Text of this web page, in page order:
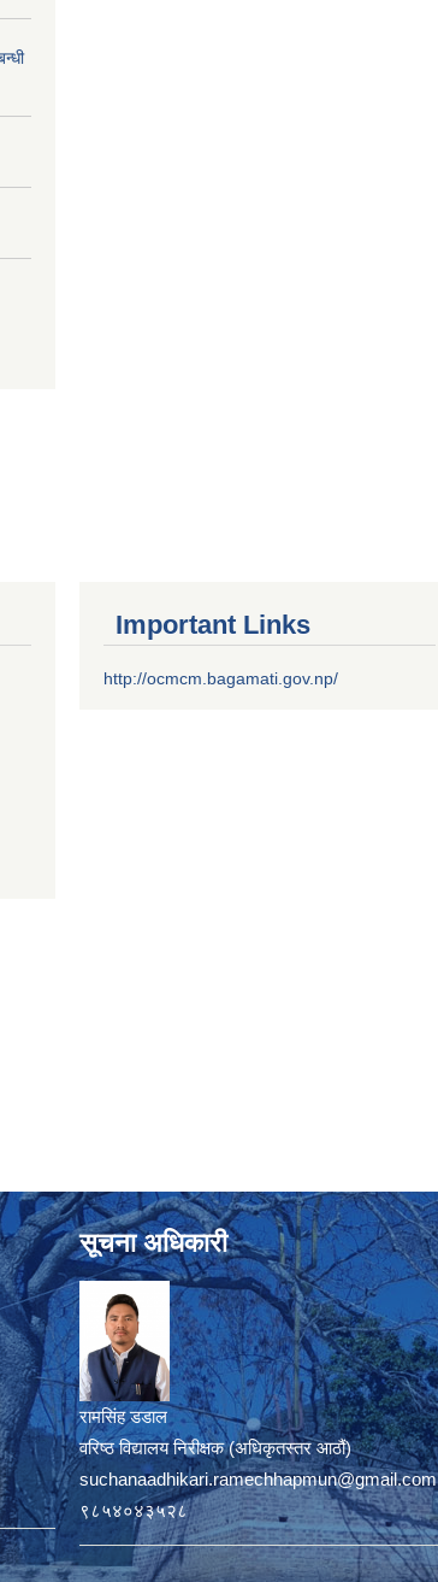
Important Links
http://ocmcm.bagamati.gov.np/
सूचना अधिकारी
रामसिंह डडाल
वरिष्ठ विद्यालय निरीक्षक (अधिकृतस्तर आठौं)
suchanaadhikari.ramechhapmun@gmail.com
९८५४०४३५२८